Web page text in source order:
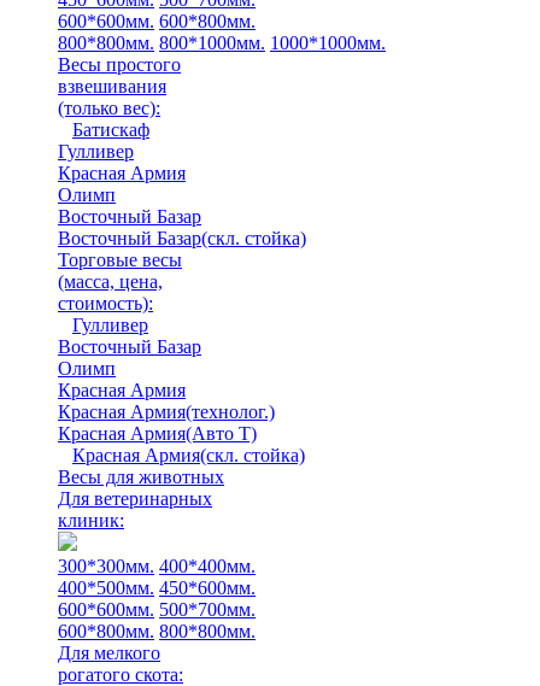
600*600мм. 600*800мм.
800*800мм. 800*1000мм. 1000*1000мм.
Весы простого
взвешивания
(только вес):
Батискаф
Гулливер
Красная Армия
Олимп
Восточный Базар
Восточный Базар(скл. стойка)
Торговые весы
(масса, цена,
стоимость):
Гулливер
Восточный Базар
Олимп
Красная Армия
Красная Армия(технолог.)
Красная Армия(Авто Т)
Красная Армия(скл. стойка)
Весы для животных
Для ветеринарных
клиник:
300*300мм. 400*400мм.
400*500мм. 450*600мм.
600*600мм. 500*700мм.
600*800мм. 800*800мм.
Для мелкого
рогатого скота: